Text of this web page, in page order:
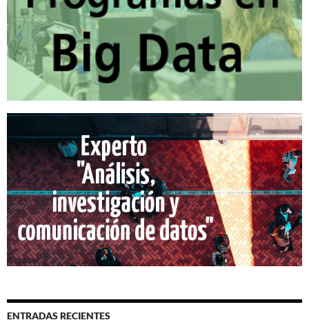
ENTRADAS RECIENTES